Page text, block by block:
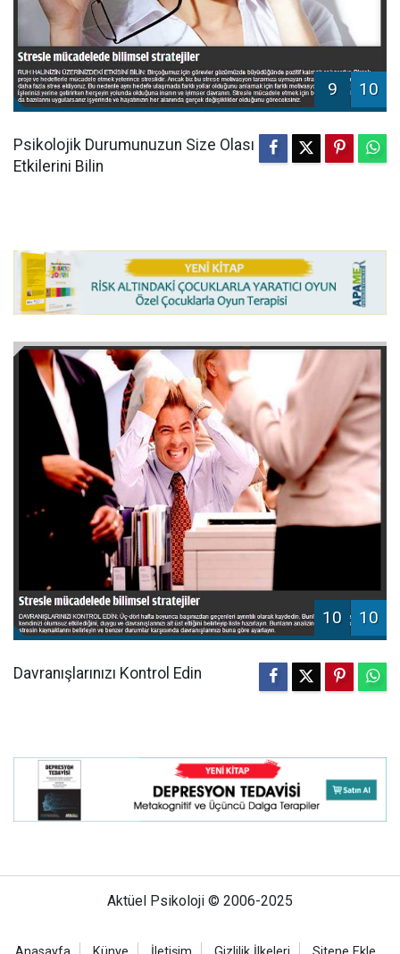
9 10
Psikolojik Durumunuzun Size Olası
Etkilerini Bilin
10 10
Davranışlarınızı Kontrol Edin
Aktüel Psikoloji © 2006-2025